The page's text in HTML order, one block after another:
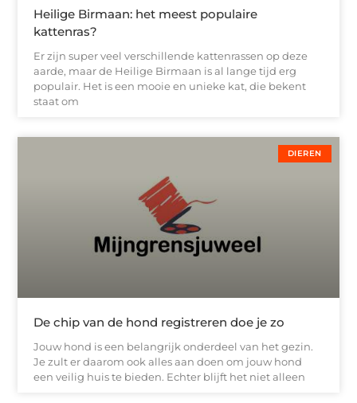
Heilige Birmaan: het meest populaire
kattenras?
Er zijn super veel verschillende kattenrassen op deze
aarde, maar de Heilige Birmaan is al lange tijd erg
populair. Het is een mooie en unieke kat, die bekent
staat om
DIEREN
De chip van de hond registreren doe je zo
Jouw hond is een belangrijk onderdeel van het gezin.
Je zult er daarom ook alles aan doen om jouw hond
een veilig huis te bieden. Echter blijft het niet alleen